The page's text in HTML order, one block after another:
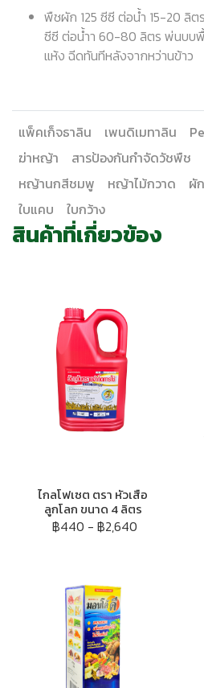
พืชผัก 125 ซีซี ต่อน้ำ 15-20 ลิ
ซีซี ต่อน้ำา 60-80 ลิตร พ่นบบพื้
แห้ง ฉีดทันทีหลังจากหว่านข้าว
แพ็คเก็จธาลิน เพนดิเมทาลิน
ฆ่าหญ้า
สารป้องกันกำจัดวัชพืช
หญ้านกสีชมพู
หญ้าไม้กวาด ผั
ใบแคบ
ใบกว้าง
สินค้าที่เกี่ยวข้อง
ไกลโฟเซต ตรา หัวเสือ
ลูกโลก ขนาด 4 ลิตร
฿440 - ฿2,640